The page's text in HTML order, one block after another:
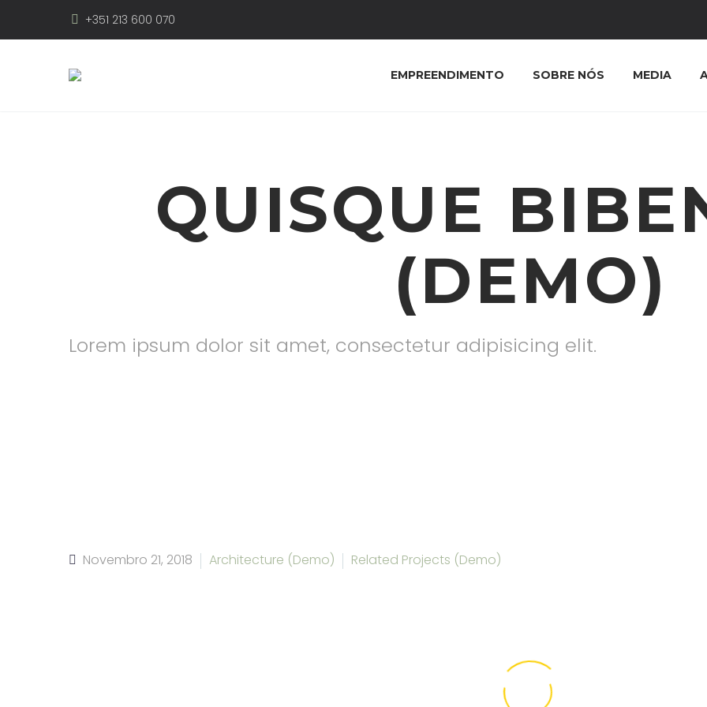
+351 213 600 070
EMPREENDIMENTO SOBRE NÓS MEDIA
QUISQUE
(DEMO)
Lorem ipsum dolor sit amet, consectetur adipisicing elit.
Novembro 21, 2018 Architecture (Demo) Related Projects (Demo)